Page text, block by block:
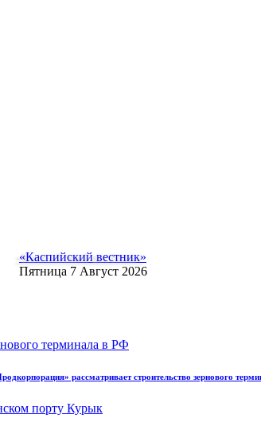
«Каспийский вестник»
Пятница 7 Август 2026
рассматривает строительство зернового